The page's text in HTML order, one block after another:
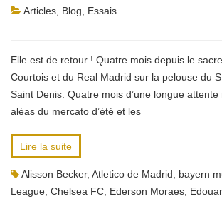
Articles Blog
Essais
Elle est de retour ! Quatre mois depuis le
Courtois et du Real Madrid sur la pelouse du
Saint Denis. Quatre mois d’une longue
aléas du mercato d’été et les
Lire la suite
Alisson Becker, Atletico de Madrid bayern
League Chelsea FC Ederson Moraes